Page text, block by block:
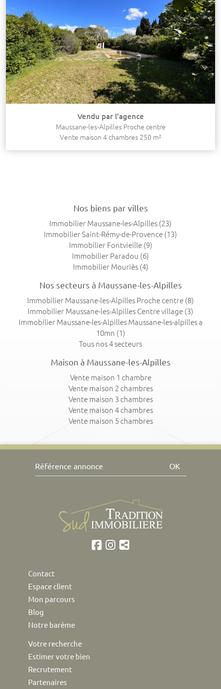
Vendu par l'agence
Maussane-les-Alpilles Proche centre
Vente maison 4 chambres 250 m²
Nos biens par villes
Immobilier Maussane-les-Alpilles (23)
Immobilier Saint-Rémy-de-Provence (13)
Immobilier Fontvieille(9)
Immobilier Paradou (6)
Immobilier Mouriès(4)
Nos secteurs à Maussane-les-Alpilles
Immobilier Maussane-les-Alpilles Proche centre (8)
Immobilier Maussane-les-Alpilles Centre village (3)
Immobilier Maussane-les-Alpilles Maussane-les-alpilles a
10mn (1)
Tous nos 4 secteurs
Maison à Maussane-les-Alpilles
Vente maison 1 chambre
Vente maison 2 chambres
Vente maison 3 chambres
Vente maison 4 chambres
Vente maison 5 chambres
OK
Contact
Espace client
Mon parcours
Blog
Notre barème
Votre recherche
Estimer votre bien
Recrutement
Partenaires